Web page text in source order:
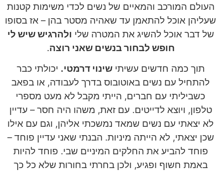
העולם המורכב והמאיים של נשים לכדי משימות קטנות
שעליהן אוכל להתאמן עד שאהיה מסטר בהן – אז בסופו
של דבר אוכל להשיג את המטרה שלי ולהרגיש שיש לי
חופש לבחור בנשים שאני רוצה.
תוך כמה חדשים עשיתישינוי דרמטי. יכולתי כבר
להתחיל עם נשים באוטובוס בדרך לעבודה, או בפאב
כשביליתי עם חברים, הייתי מקבל לא מעט מספרי
טלפון, ויוצא לדייטים. עם זאת, משהו היה חסר – עדיין
לא יצאתי עם נשים שמאד נמשכתי אליהן, וגם עם אילו
שכן יצאתי, לא הייתה מיניות. הבנתי שאני עדיין פוחד –
פוחד להביע את החלקים המיניים שבי. פוחד להיות
באמת חשוף ופגיע, ולכן בחרתי בחורות שלא כל כך